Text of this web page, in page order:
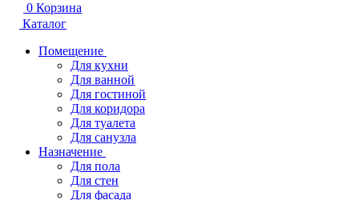
0 Корзина
Каталог
Помещение
Для кухни
Для ванной
Для гостиной
Для коридора
Для туалета
Для санузла
Назначение
Для пола
Для стен
Для фасада